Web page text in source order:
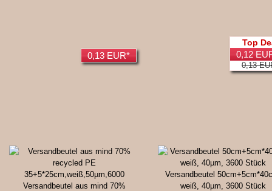
0,13 EUR*
Top
0,12
0,13
Versandbeutel aus mind 70%
Versandbeutel
weiß, 40µm, 3600 Stück